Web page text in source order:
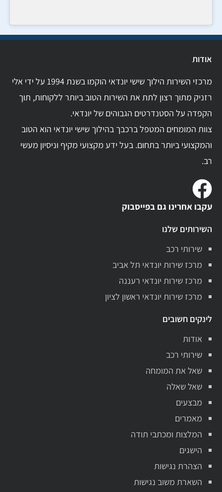
אודות
מרכזי השירות הילוך שישי יונדאי הוקמו בשנת 1994 על ידי אלי
רזניק מתוך רצון לתת את השירות הטוב ביותר ללקוחות, תוך
הקפדה על הסטנדרטים הגבוהים של יונדאי.
צוות המומחים המטפל ברכבך בהילוך שישי יונדאי הוא הטוב
והמקצועי ביותר בתחום. בעל ידע מקצועי מקיף וניסיון מעשי
רב.
עקבו אחרינו גם בפייסבוק
השירותים שלנו
שירותי רכב
מרכז שירות יונדאי תל אביב
מרכז שירות יונדאי רעננה
מרכז שירות יונדאי ראשון לציון
לינקים חשובים
אודות
שירותי רכב
שאל את המומחה
שאל שאלה
מבצעים
מאמרים
המלצות ומכתבי תודה
הישגים
הצהרת נגישות
השארת משוב נגישות